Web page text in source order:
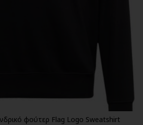
φούτερ Flag Logo Sweatshirt